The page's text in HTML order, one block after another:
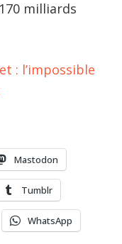
milliards
: l’impossible
Mastodon
Tumblr
WhatsApp